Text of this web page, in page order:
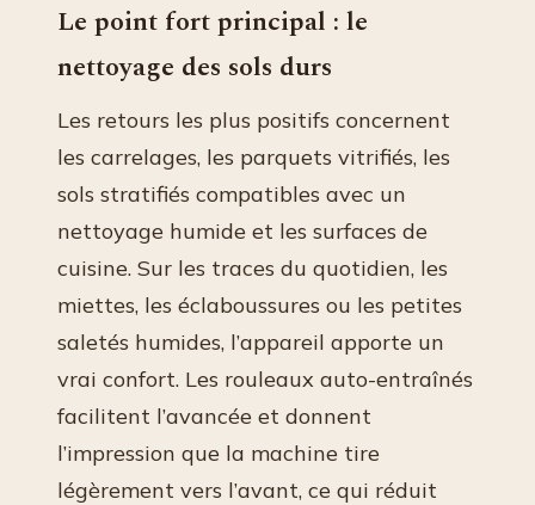
Le point fort principal : le
nettoyage des sols durs
Les retours les plus positifs concernent
les carrelages, les parquets vitrifiés, les
sols stratifiés compatibles avec un
nettoyage humide et les surfaces de
cuisine. Sur les traces du quotidien, les
miettes, les éclaboussures ou les petites
saletés humides, l’appareil apporte un
vrai confort. Les rouleaux auto-entraînés
facilitent l’avancée et donnent
l’impression que la machine tire
légèrement vers l’avant, ce qui réduit